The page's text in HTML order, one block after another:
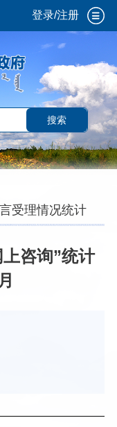
登录/注册
搜索
受理情况统计
咨询”统计